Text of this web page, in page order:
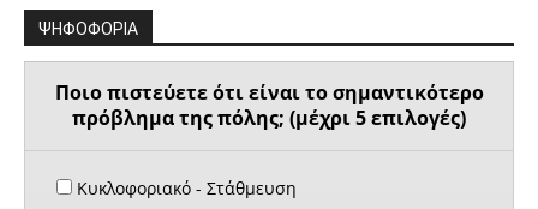
ΨΗΦΟΦΟΡΙΑ
Ποιο πιστεύετε ότι είναι το σημαντικότερο
πρόβλημα της πόλης; (μέχρι 5 επιλογές)
Κυκλοφοριακό - Στάθμευση